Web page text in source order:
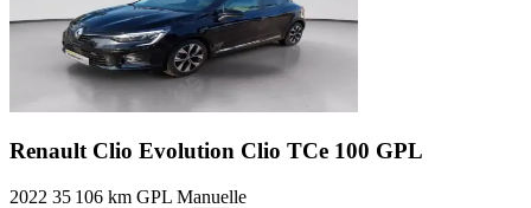
Renault Clio Evolution Clio TCe 100 GPL
2022 35 106 km GPL Manuelle